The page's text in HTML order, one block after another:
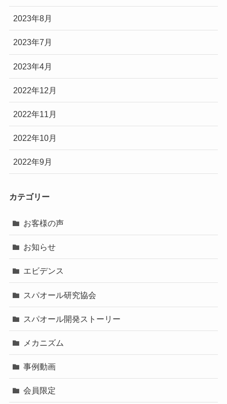
2023年8月
2023年7月
2023年4月
2022年12月
2022年11月
2022年10月
2022年9月
カテゴリー
お客様の声
お知らせ
エビデンス
スパオール研究協会
スパオール開発ストーリー
メカニズム
事例動画
会員限定